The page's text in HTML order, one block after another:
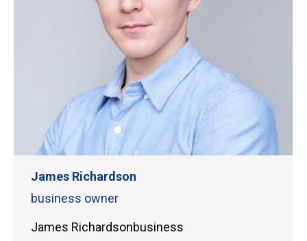
James Richardson
business owner
James Richardsonbusiness